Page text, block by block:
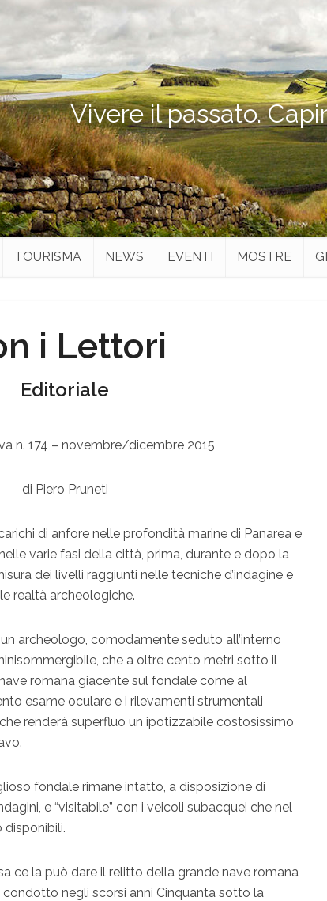
Vivere il passato.
TOURISMA NEWS EVENTI MOSTRE
i Lettori
Editoriale
n. 174 – novembre/dicembre 2015
di Piero Pruneti
di anfore nelle profondità marine di Panarea e
varie fasi della città, prima, durante e dopo la
dei livelli raggiunti nelle tecniche d’indagine e
realtà archeologiche.
archeologo, comodamente seduto all’interno
che a oltre cento metri sotto il
romana giacente sul fondale come al
esame oculare e i rilevamenti strumentali
renderà superfluo un ipotizzabile costosissimo
fondale rimane intatto, a disposizione di
e “visitabile” con i veicoli subacquei che nel
disponibili.
ce la può dare il relitto della grande nave romana
condotto negli scorsi anni Cinquanta sotto la